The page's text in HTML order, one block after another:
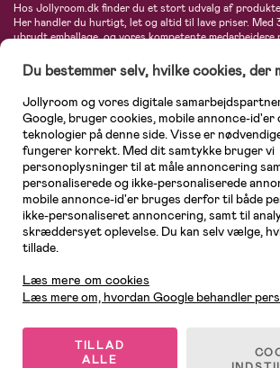
Hos Jollyroom.dk finder du et stort udvalg af
Her handler du hurtigt, let og altid til lave priser. Med
ubrudt emballage, og vores kompetente medarbejdere
barnevogne, autostole, børne- og babytøj, produkter
mødre, indretning og inspiration, legetøj, babyudstyr
tilbyder produkter fra velkendte varemærker som
Jogger, BabyBjörn, Didriksons, KidKraft, Ergobaby,
Cybex, LEGO og mange flere. Kort sagt - et kæmpe
Du bestemmer selv, hvilke cookies, der
Jollyroom og vores digitale
Google, bruger cookies, mobile annonce-id'er
teknologier på denne side. Visse er
fungerer korrekt. Med dit samtykke bruger vi
personoplysninger til at måle annoncering
personaliserede og ikke-personaliserede
mobile annonce-id'er bruges derfor til både
ikke-personaliseret annoncering, samt til
skræddersyet oplevelse. Du kan selv vælge,
tillade.
Læs mere om cookies
Læs mere om, hvordan Google behandler
TILLAD
ALLE